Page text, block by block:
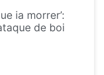
ia morrer’:
de boi